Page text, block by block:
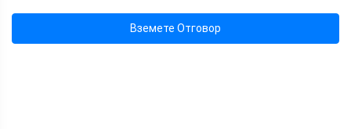
Вземете Отговор